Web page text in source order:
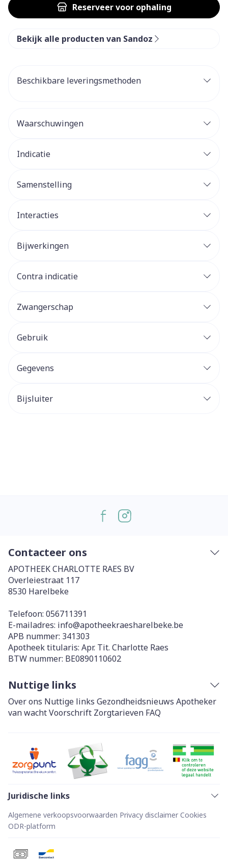
Reserveervoor ophaling
Bekijk alle producten van Sandoz
Beschikbare leveringsmethoden
Waarschuwingen
Indicatie
Samenstelling
Interacties
Bijwerkingen
Contra indicatie
Zwangerschap
Gebruik
Gegevens
Bijsluiter
Contacteer ons
APOTHEEK CHARLOTTE RAES BV
Overleiestraat 117
8530 Harelbeke
Telefoon: 056711391
E-mailadres: info@apotheekraesharelbeke.be
APB nummer: 341303
Apotheek titularis: Apr. Tit. Charlotte Raes
BTW nummer: BE0890110602
Nuttige links
Over ons Nuttige links Gezondheidsnieuws Apotheker
van wachtVoorschrift Zorgtarieven FAQ
Juridische links
Algemene verkoopsvoorwaarden Privacy disclaimer Cookies
ODR-platform